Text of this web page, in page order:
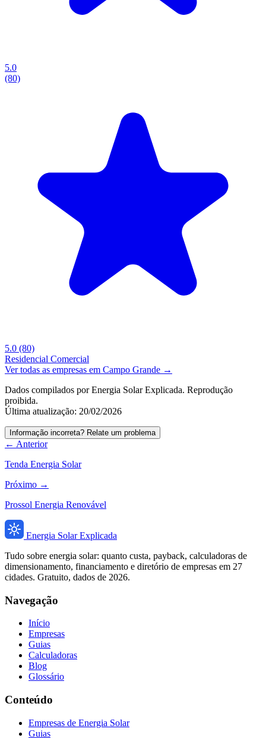
5.0
(80)
5.0 (80)
Residencial Comercial
Ver todas as empresas em Campo Grande →
Dados compilados por Energia Solar Explicada. Reprodução
proibida.
Última atualização: 20/02/2026
Informação incorreta? Relate um problema
← Anterior
Tenda Energia Solar
Próximo →
Prossol Energia Renovável
Energia Solar Explicada
Tudo sobre energia solar: quanto custa, payback, calculadoras de
dimensionamento, financiamento e diretório de empresas em 27
cidades. Gratuito, dados de 2026.
Navegação
Início
Empresas
Guias
Calculadoras
Blog
Glossário
Conteúdo
Empresas de Energia Solar
Guias